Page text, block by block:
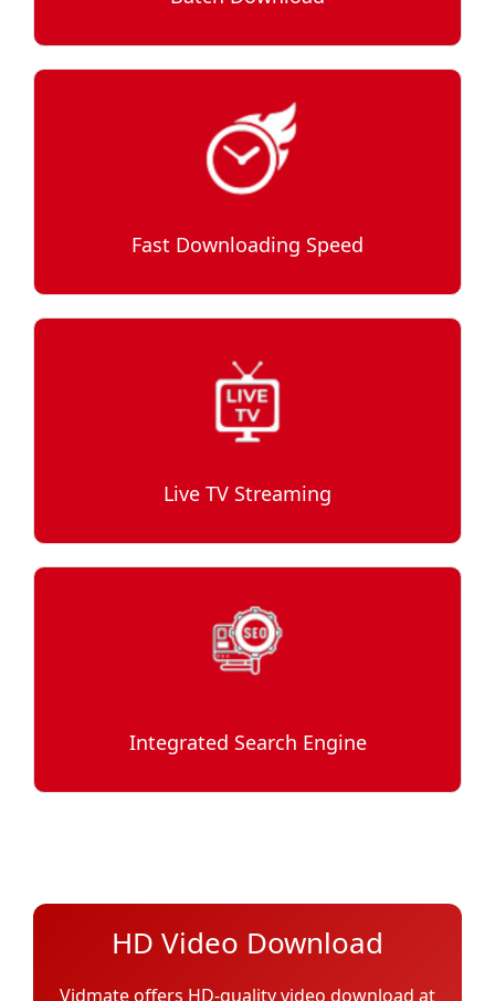
Fast Downloading Speed
Live TV Streaming
Integrated Search Engine
HD Video Download
Vidmate offers HD-quality video download at